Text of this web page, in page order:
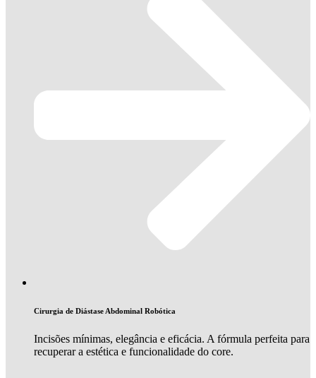
Cirurgia de Diástase Abdominal Robótica
Incisões mínimas, elegância e eficácia. A fórmula perfeita para
recuperar a estética e funcionalidade do core.